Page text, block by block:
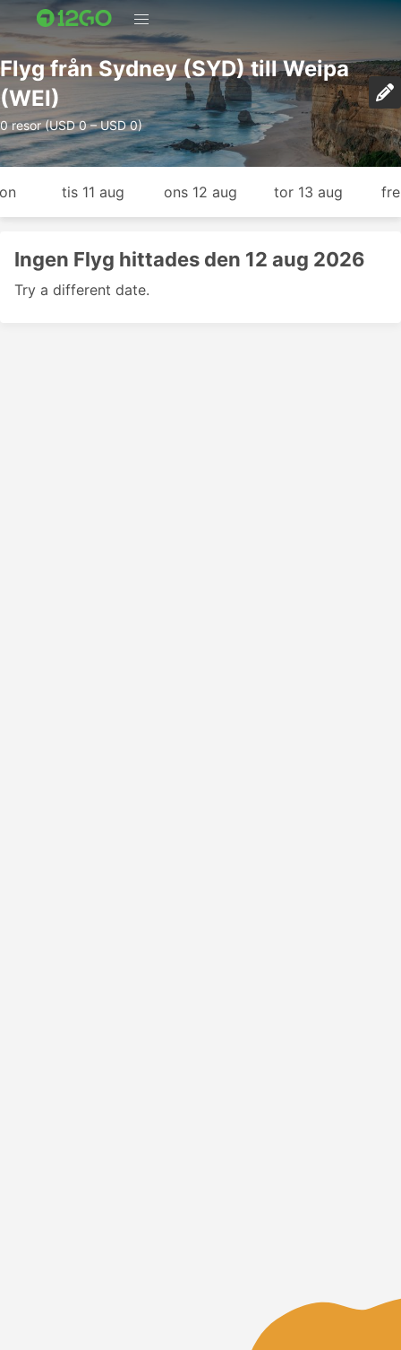
Flyg från Sydney (SYD) till Weipa
(WEI)
0 resor (USD 0 – USD 0)
tis 11 aug ons 12 aug tor 13 aug
Ingen Flyg hittades den 12 aug 2026
Try a different date.